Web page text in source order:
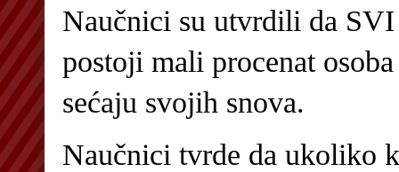
Naučnici su utvrdili da
postoji mali procenat
sećaju svojih snova.
Naučnici tvrde da ukoliko